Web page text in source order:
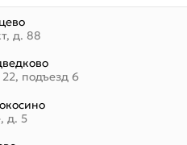
д. 88
подъезд 6
д. 5